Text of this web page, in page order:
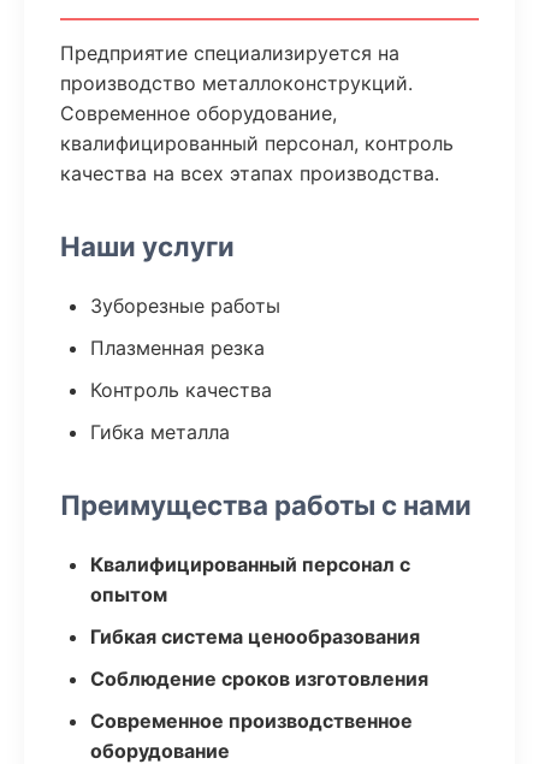
Предприятие специализируется на
производство металлоконструкций.
Современное оборудование,
квалифицированный персонал, контроль
качества на всех этапах производства.
Наши услуги
Зуборезные работы
Плазменная резка
Контроль качества
Гибка металла
Преимущества работы с нами
Квалифицированный персонал с
опытом
Гибкая система ценообразования
Соблюдение сроков изготовления
Современное производственное
оборудование